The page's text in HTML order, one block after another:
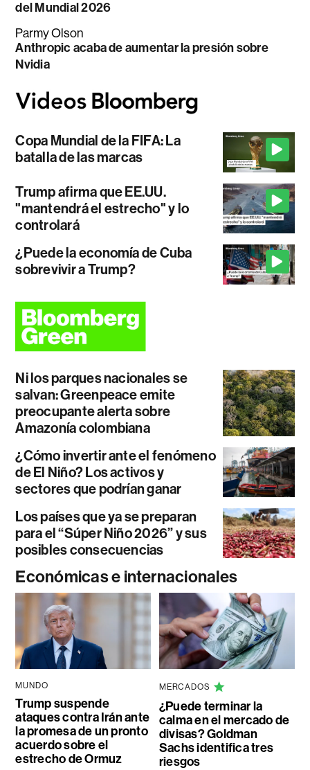
del Mundial 2026
Parmy Olson
Anthropic acaba de aumentar la presión sobre
Nvidia
Copa Mundial de la FIFA: La
batalla de las marcas
Trump afirma que EE.UU.
"mantendrá el estrecho" y lo
controlará
¿Puede la economía de Cuba
sobrevivir a Trump?
Ni los parques nacionales se
salvan: Greenpeace emite
preocupante alerta sobre
Amazonía colombiana
¿Cómo invertir ante el fenómeno
de El Niño? Los activos y
sectores que podrían ganar
Los países que ya se preparan
para el “Súper Niño 2026” y sus
posibles consecuencias
Económicas e internacionales
MUNDO
Trump suspende
ataques contra Irán ante
la promesa de un pronto
acuerdo sobre el
estrecho de Ormuz
MERCADOS
¿Puede terminar la
calma en el mercado de
divisas? Goldman
Sachs identifica tres
riesgos